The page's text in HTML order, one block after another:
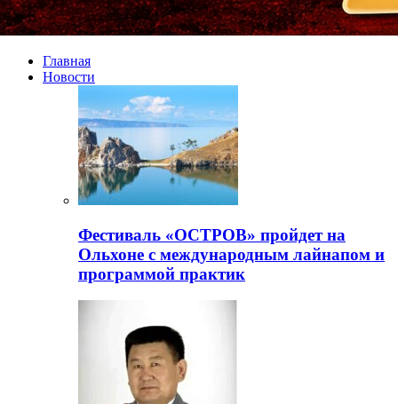
Главная
Новости
Фестиваль «ОСТРОВ» пройдет на
Ольхоне с международным лайнапом и
программой практик